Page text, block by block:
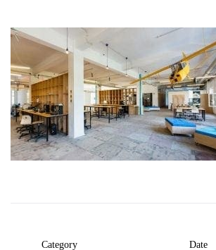
Category Date